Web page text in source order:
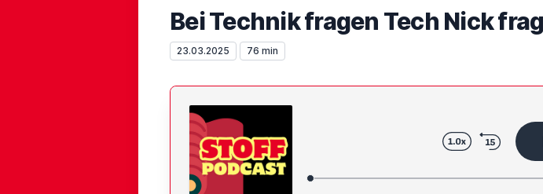
Bei Technik fragen Tech Nick
23.03.2025 76 min